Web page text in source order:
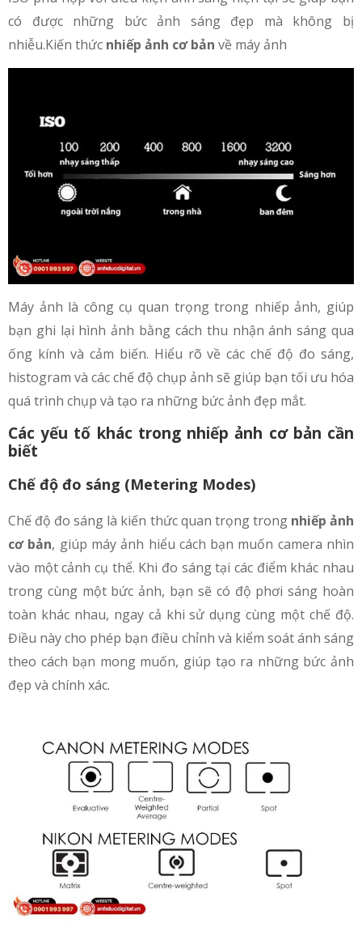
có được những bức ảnh sáng đẹp mà không bị
nhiễu.Kiến thức nhiếp ảnh cơ bản về máy ảnh
Máy ảnh là công cụ quan trọng trong nhiếp ảnh, giúp
bạn ghi lại hình ảnh bằng cách thu nhận ánh sáng qua
ống kính và cảm biến. Hiểu rõ về các chế độ đo sáng,
histogram và các chế độ chụp ảnh sẽ giúp bạn tối ưu hóa
quá trình chụp và tạo ra những bức ảnh đẹp mắt.
Các yếu tố khác trong nhiếp ảnh cơ bản cần
biết
Chế độ đo sáng (Metering Modes)
Chế độ đo sáng là kiến thức quan trọng trong nhiếp ảnh
cơ bản, giúp máy ảnh hiểu cách bạn muốn camera nhìn
vào một cảnh cụ thể. Khi đo sáng tại các điểm khác nhau
trong cùng một bức ảnh, bạn sẽ có độ phơi sáng hoàn
toàn khác nhau, ngay cả khi sử dụng cùng một chế độ.
Điều này cho phép bạn điều chỉnh và kiểm soát ánh sáng
theo cách bạn mong muốn, giúp tạo ra những bức ảnh
đẹp và chính xác.